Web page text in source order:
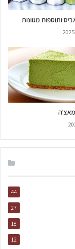
ותוספות מגוונות
44
27
18
12